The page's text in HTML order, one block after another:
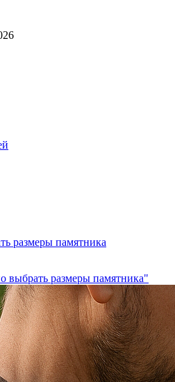
размеры памятника
выбрать размеры памятника"